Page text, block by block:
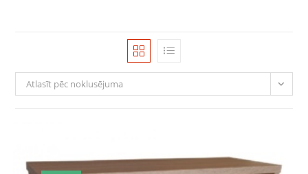
Atlasīt pēc noklusējuma